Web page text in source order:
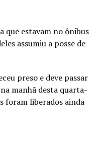
que estavam no ônibus
assumiu a posse de
preso e deve passar
manhã desta quarta-
foram liberados ainda